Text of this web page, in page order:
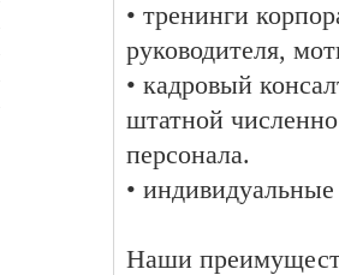
• тренинги
руководителя,
• кадровый
штатной
персонала.
•
Наши